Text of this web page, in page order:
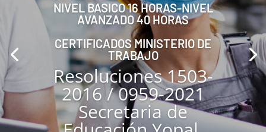
NIVEL BASICO 16 HORAS-NIVEL
AVANZADO 40 HORAS
CERTIFICADOS MINISTERIO DE
TRABAJO
Resoluciones 1503-
2016 / 0959-2021
Secretaria de